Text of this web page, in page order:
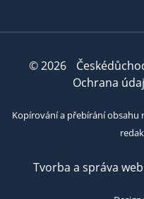
© 2026
Ochrana
Kopírování a přebírání obsahu
Tvorba a správa